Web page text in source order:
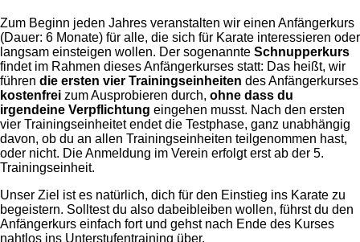
Zum Beginn jeden Jahres veranstalten wir einen Anfängerkurs
(Dauer: 6 Monate) für alle, die sich für Karate interessieren oder
langsam einsteigen wollen. Der sogenannte Schnupperkurs
findet im Rahmen dieses Anfängerkurses statt: Das heißt, wir
führen die ersten vier Trainingseinheiten des Anfängerkurses
kostenfrei zum Ausprobieren durch, ohne dass du
irgendeine Verpflichtung eingehen musst. Nach den ersten
vier Trainingseinheitet endet die Testphase, ganz unabhängig
davon, ob du an allen Trainingseinheiten teilgenommen hast,
oder nicht. Die Anmeldung im Verein erfolgt erst ab der 5.
Trainingseinheit.
Unser Ziel ist es natürlich, dich für den Einstieg ins Karate zu
begeistern. Solltest du also dabeibleiben wollen, führst du den
Anfängerkurs einfach fort und gehst nach Ende des Kurses
nahtlos ins Unterstufentraining über.